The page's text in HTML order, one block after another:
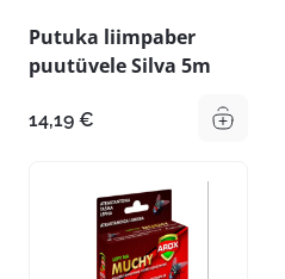
Putuka liimpaber
puutüvele Silva 5m
14,19 €